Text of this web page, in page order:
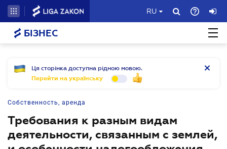
RU
БІЗНЕС
Ця сторінка доступна рідною мовою.
Перейти на українську
Собственность, аренда
Требования к разным видам
деятельности, связанным с землей,